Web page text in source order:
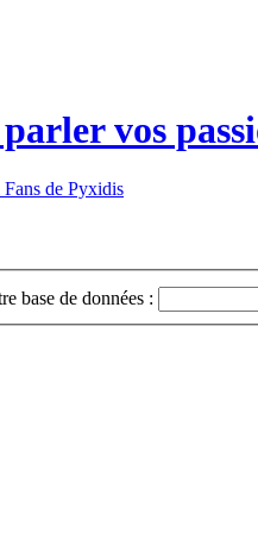
vos
base de données :